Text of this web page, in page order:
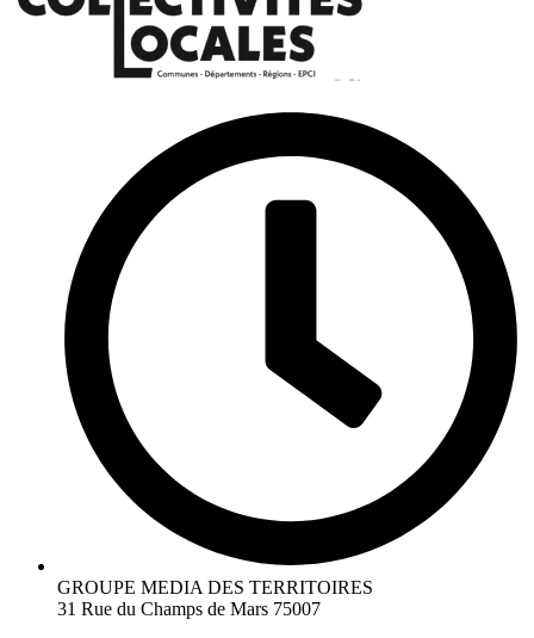
GROUPE MEDIA DES TERRITOIRES
31 Rue du Champs de Mars 75007